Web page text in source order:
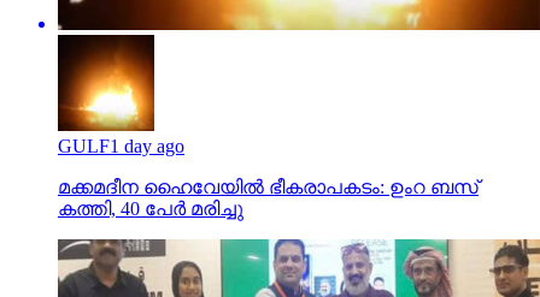
GULF1 day ago
മക്കമദീന ഹൈവേയില്‍ ഭീകരാപകടം: ഉംറ ബസ്
കത്തി, 40 പേര്‍ മരിച്ചു